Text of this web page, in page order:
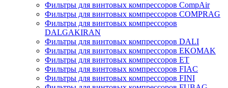
Фильтры для винтовых компрессоров CompAir
Фильтры для винтовых компрессоров COMPRAG
Фильтры для винтовых компрессоров
DALGAKIRAN
Фильтры для винтовых компрессоров DALI
Фильтры для винтовых компрессоров EKOMAK
Фильтры для винтовых компрессоров ET
Фильтры для винтовых компрессоров FIAC
Фильтры для винтовых компрессоров FINI